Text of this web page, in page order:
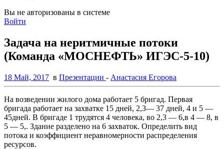
Вы не авторизованы в системе
Войти
Задача на неритмичные потоки
(Команда «МОСНЕФТЬ» ИГЭС-5-10)
18 Май, 2017 в Презентации - Анастасия Егорова
На возведении жилого дома работает 5 бригад. Первая
бригада работает на захватке 15 дней, 2,3— 37 дней, 4 и 5 —
45дней. В бригаде 1 трудятся 4 человека, во 2,3 — 6,в 4 — 8, в
5 — 5,. Здание разделено на 6 захваток. Определить вид
потока и коэффициент неравномерности распределения
ресурсов.